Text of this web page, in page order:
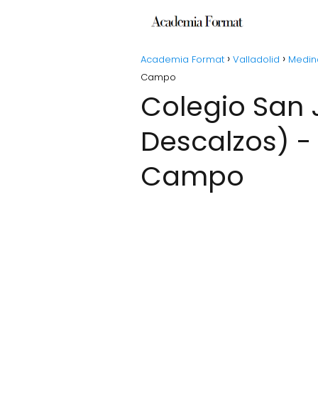
Academia Format Valladolid
Campo
Colegio San Juan de la Cruz (Carmelitas
Descalzos) -
Campo